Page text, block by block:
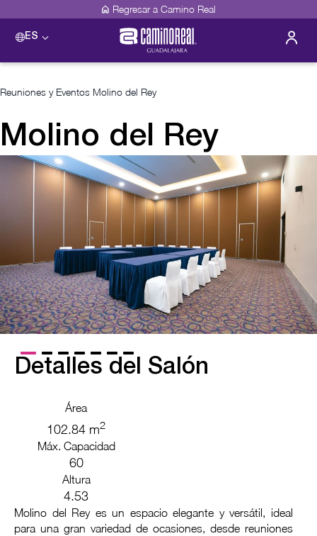
Regresar a Camino Real
ES
Reuniones y Eventos Molino del Rey
Molino del Rey
Detalles del Salón
Área
102.84 m2
Máx. Capacidad
60
Altura
4.53
Molino del Rey es un espacio elegante y versátil, ideal
para una gran variedad de ocasiones, desde reuniones